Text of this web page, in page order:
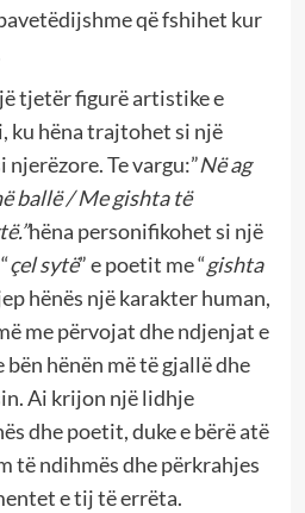
që fshihet kur
tjetër figurë artistike e
ku hëna trajtohet si një
njerëzore. Te vargu:”Në ag
ballë / Me gishta të
hëna personifikohet si një
çel sytë” e poetit me “gishta
hënës një karakter human,
me përvojat dhe ndjenjat e
hënën më të gjallë dhe
Ai krijon një lidhje
dhe poetit, duke e bërë atë
të ndihmës dhe përkrahjes
e tij të errëta.